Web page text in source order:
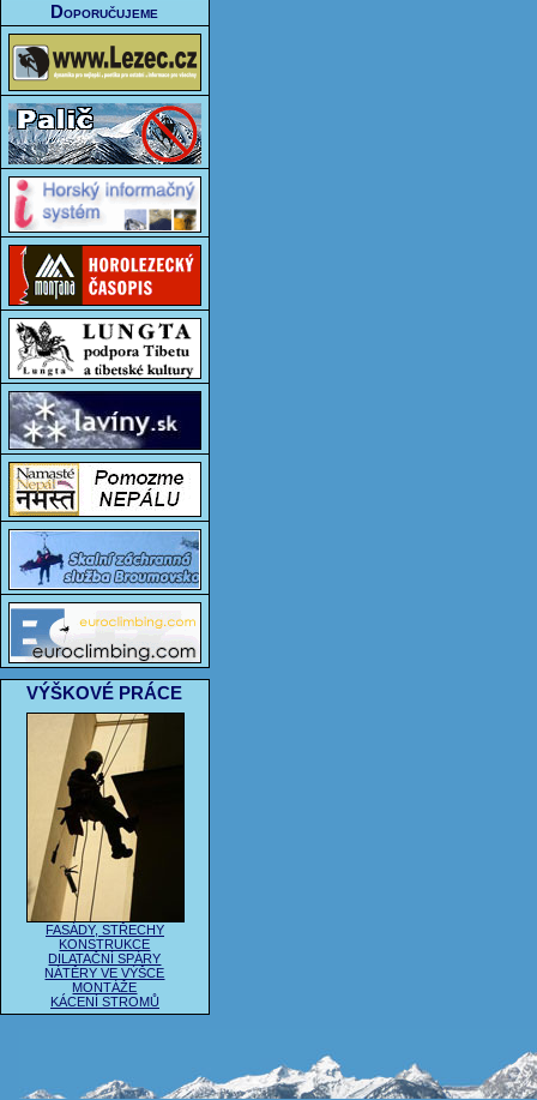
Doporučujeme
VÝŠKOVÉ PRÁCE
FASÁDY, STŘECHY
KONSTRUKCE
DILATAČNÍ SPÁRY
NÁTĚRY VE VÝŠCE
MONTÁŽE
KÁCENÍ STROMŮ